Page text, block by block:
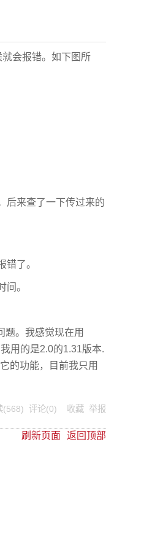
会报错。如下图所
后来查了一下传过来的
了。
。
题。我感觉现在用
用的是2.0的1.31版本.
的功能，目前我只用
(568) 评论(0) 收藏 举报
刷新页面 返回顶部